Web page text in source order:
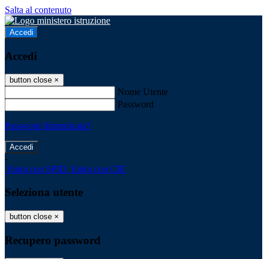
Salta al contenuto
Accedi
Accedi
button close ×
Nome Utente
Password
Password dimenticata?
-
Entra con SPID Entra con CIE
Seleziona utente
button close ×
Recupero password